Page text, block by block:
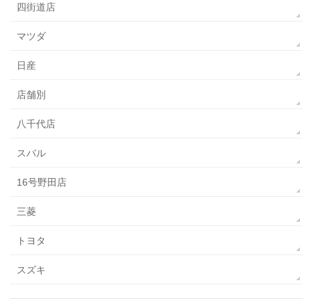
四街道店
マツダ
日産
店舗別
八千代店
スバル
16号野田店
三菱
トヨタ
スズキ